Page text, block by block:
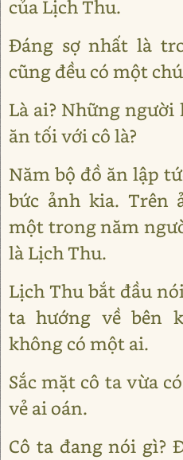
của Lịch Thu.
Đáng sợ nhất là
cũng đều có một
Là ai? Những
ăn tối với cô là?
Năm bộ đồ ăn lập
bức ảnh kia. Trên
một trong năm
là Lịch Thu.
Lịch Thu bắt đầu
ta hướng về bên
không có một ai.
Sắc mặt cô ta vừa
vẻ ai oán.
Cô ta đang nói gì?